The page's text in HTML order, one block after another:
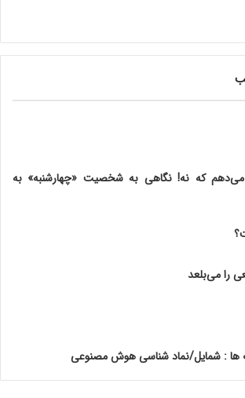
می‌دهم که نه! نگاهی به شخصیت «چهارشنبه» به
را می‌بلعد
ها : شمایل/نماد شناسی هوش مصنوعی